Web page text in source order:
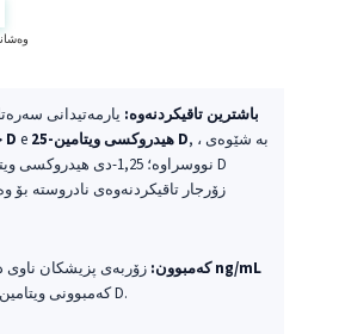
وەشانی 1.0 — 26ی
باشترین تاقیکردنەوە: یارمەتیدانی
خوێنی ویتامین D e 25-هیدروکسی ویتامین D, ، بە شێوەی
زۆرجار تاقیکردنەوەی نادروستە بۆ
کەمبوون: زۆربەی پزیشکان ناوی
کەمبوونی ویتامین D.